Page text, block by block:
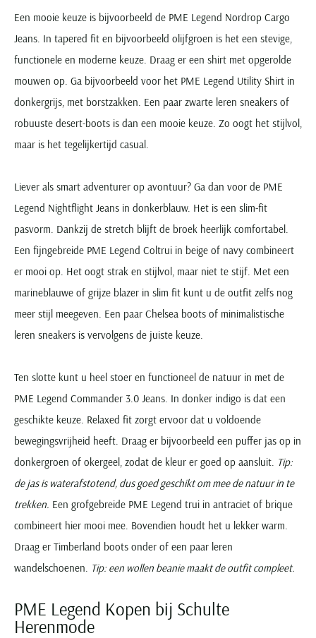
Een mooie keuze is bijvoorbeeld de PME Legend Nordrop Cargo
Jeans. In tapered fit en bijvoorbeeld olijfgroen is het een stevige,
functionele en moderne keuze. Draag er een shirt met opgerolde
mouwen op. Ga bijvoorbeeld voor het PME Legend Utility Shirt in
donkergrijs, met borstzakken. Een paar zwarte leren sneakers of
robuuste desert-boots is dan een mooie keuze. Zo oogt het stijlvol,
maar is het tegelijkertijd casual.
Liever als smart adventurer op avontuur? Ga dan voor de PME
Legend Nightflight Jeans in donkerblauw. Het is een slim-fit
pasvorm. Dankzij de stretch blijft de broek heerlijk comfortabel.
Een fijngebreide PME Legend Coltrui in beige of navy combineert
er mooi op. Het oogt strak en stijlvol, maar niet te stijf. Met een
marineblauwe of grijze blazer in slim fit kunt u de outfit zelfs nog
meer stijl meegeven. Een paar Chelsea boots of minimalistische
leren sneakers is vervolgens de juiste keuze.
Ten slotte kunt u heel stoer en functioneel de natuur in met de
PME Legend Commander 3.0 Jeans. In donker indigo is dat een
geschikte keuze. Relaxed fit zorgt ervoor dat u voldoende
bewegingsvrijheid heeft. Draag er bijvoorbeeld een puffer jas op in
donkergroen of okergeel, zodat de kleur er goed op aansluit. Tip:
de jas is waterafstotend, dus goed geschikt om mee de natuur in te
trekken. Een grofgebreide PME Legend trui in antraciet of brique
combineert hier mooi mee. Bovendien houdt het u lekker warm.
Draag er Timberland boots onder of een paar leren
wandelschoenen. Tip: een wollen beanie maakt de outfit compleet.
PME Legend Kopen bij Schulte
Herenmode